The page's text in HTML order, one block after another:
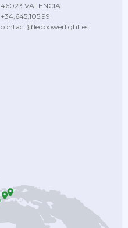
46023 VALENCIA
+34,645,105,99
contact@ledpowerlight.es